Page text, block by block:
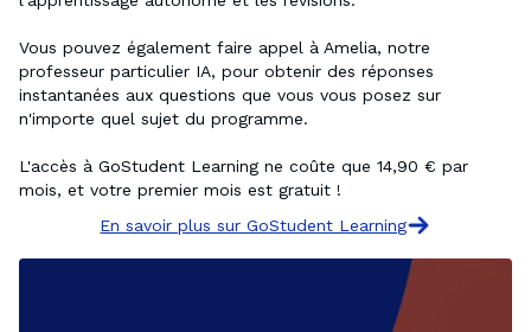
Vous pouvez également faire appel à Amelia, notre
professeur particulier IA, pour obtenir des réponses
instantanées aux questions que vous vous posez sur
n'importe quel sujet du programme.
L'accès à GoStudent Learning ne coûte que 14,90 € par
mois, et votre premier mois est gratuit !
En savoir plus sur GoStudent Learning